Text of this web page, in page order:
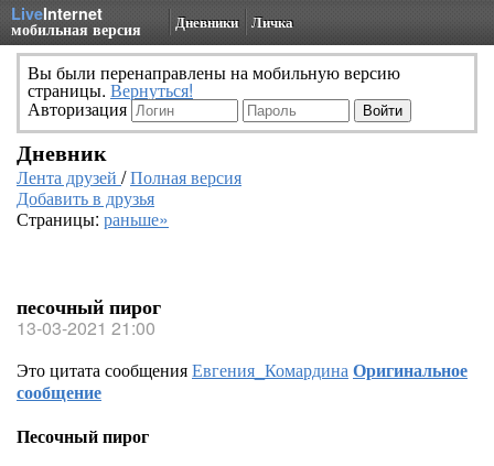
LiveInternet
мобильная версия Дневники Личка
Вы были перенаправлены на мобильную версию
страницы. Вернуться!
Авторизация
Дневник
Лента друзей /Полная версия
Добавить в друзья
Страницы: раньше»
песочный пирог
13-03-2021 21:00
Это цитата сообщенияЕвгения_КомардинаОригинальное
сообщение
Песочный пирог